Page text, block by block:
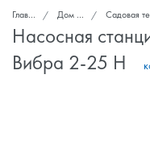
Главная Дом и сад Садовая техника и
Насосная
Вибра 2-25 Н